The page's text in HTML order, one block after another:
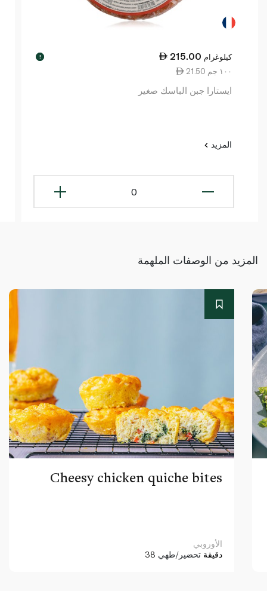
215.00 كيلوغرام !
21.50 ١٠٠ جم
ايستارا جبن الباسك صغير
المزيد
0
المزيد من الوصفات الملهمة
Cheesy chicken quiche bites
الأوروبي
38 دقيقة تحضير/طهي